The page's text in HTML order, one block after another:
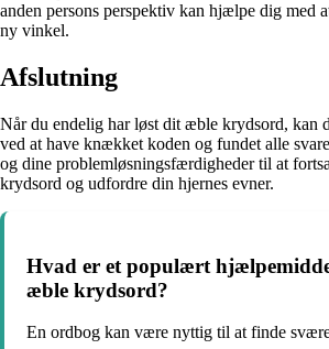
anden persons perspektiv kan hjælpe dig med
ny vinkel.
Afslutning
Når du endelig har løst dit æble krydsord, kan
ved at have knækket koden og fundet alle
og dine problemløsningsfærdigheder til at
krydsord og udfordre din hjernes evner.
Hvad er et populært
æble krydsord?
En ordbog kan være nyttig til at finde